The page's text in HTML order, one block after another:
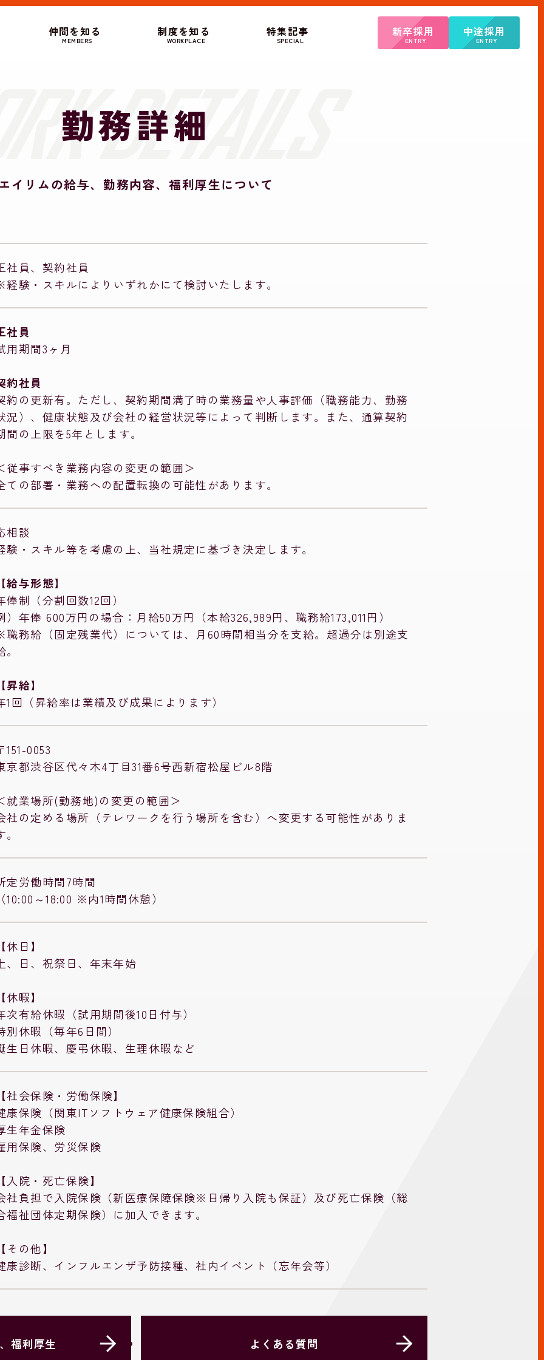
仲間を知る
MEMBERS
制度を知る
WORKPLACE
特集記事
SPECIAL
新卒採用
ENTRY
中途採用
ENTRY
勤務詳細
イリムの給与、勤務内容、福利厚生について
社員、契約社員
験・スキルによりいずれかにて検討いたします。
社員
用期間3ヶ月
約社員
約の更新有。ただし、契約期間満了時の業務量や人事評価（職務能力、勤務
況）、健康状態及び会社の経営状況等によって判断します。また、通算契約
間の上限を5年とします。
従事すべき業務内容の変更の範囲＞
ての部署・業務への配置転換の可能性があります。
相談
験・スキル等を考慮の上、当社規定に基づき決定します。
給与形態】
俸制（分割回数12回）
）年俸 600万円の場合：月給50万円（本給326,989円、職務給173,011円）
務給（固定残業代）については、月60時間相当分を支給。超過分は別途支
。
昇給】
1回（昇給率は業績及び成果によります）
151-0053
京都渋谷区代々木4丁目31番6号西新宿松屋ビル8階
就業場所(勤務地)の変更の範囲＞
社の定める場所（テレワークを行う場所を含む）へ変更する可能性がありま
。
定労働時間7時間
10:00～18:00 ※内1時間休憩）
休日】
、日、祝祭日、年末年始
休暇】
次有給休暇（試用期間後10日付与）
別休暇（毎年6日間）
生日休暇、慶弔休暇、生理休暇など
社会保険・労働保険】
康保険（関東ITソフトウェア健康保険組合）
生年金保険
用保険、労災保険
入院・死亡保険】
社負担で入院保険（新医療保障保険※日帰り入院も保証）及び死亡保険（総
福祉団体定期保険）に加入できます。
その他】
康診断、インフルエンザ予防接種、社内イベント（忘年会等）
福利厚生 よくある質問